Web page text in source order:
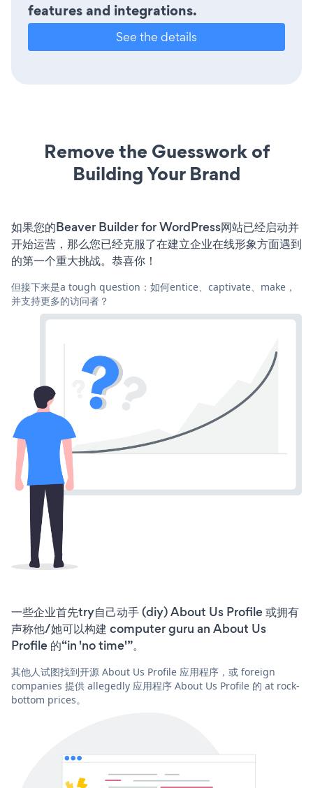
features and integrations.
See the details
Remove the Guesswork of
Building Your Brand
如果您的Beaver Builder for WordPress网站已经启动并
开始运营，那么您已经克服了在建立企业在线形象方面遇到
的第一个重大挑战。恭喜你！
但接下来是a tough question：如何entice、captivate、make，
并支持更多的访问者？
一些企业首先try自己动手 (diy) About Us Profile 或拥有
声称他/她可以构建 computer guru an About Us
Profile 的“in 'no time'”。
其他人试图找到开源 About Us Profile 应用程序，或 foreign
companies 提供 allegedly 应用程序 About Us Profile 的 at rock-
bottom prices。